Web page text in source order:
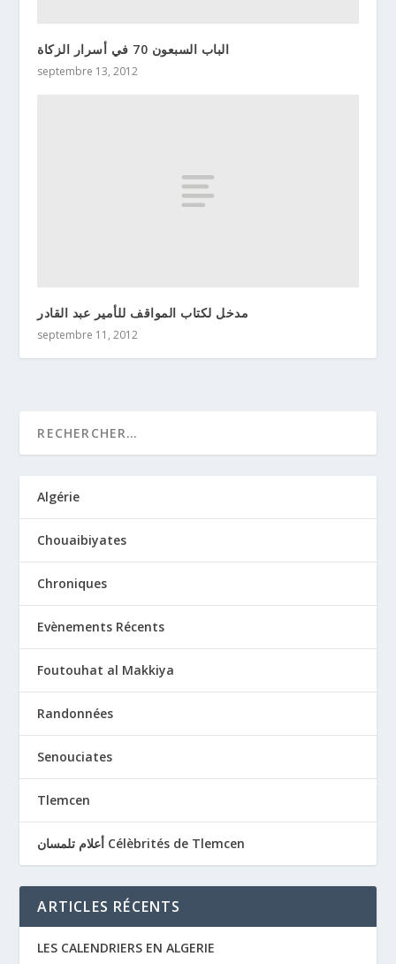
الباب السبعون 70 في أسرار الزكاة
septembre 13, 2012
مدخل لكتاب المواقف للأمير عبد القادر
septembre 11, 2012
Algérie
Chouaibiyates
Chroniques
Evènements Récents
Foutouhat al Makkiya
Randonnées
Senouciates
Tlemcen
أعلام تلمسان Célèbrités de Tlemcen
ARTICLES RÉCENTS
LES CALENDRIERS EN ALGERIE